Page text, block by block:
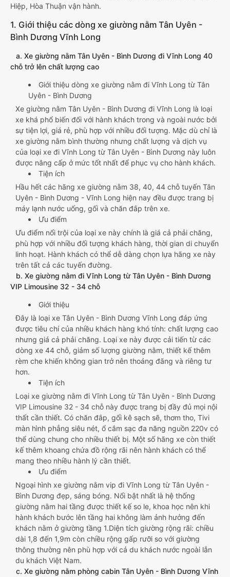
Hiệp, Hòa Thuận vận hành.
1. Giới thiệu các dòng xe giường nằm Tân Uyên -
Bình Dương Vĩnh Long
a. Xe giường nằm Tân Uyên - Bình Dương đi Vĩnh Long 40
chỗ trở lên chất lượng cao
Giới thiệu dòng xe giường nằm đi Vĩnh Long từ Tân
Uyên - Bình Dương
Xe giường nằm Tân Uyên - Bình Dương đi Vĩnh Long là loại
xe khá phổ biến đối với hành khách trong và ngoài nước bởi
sự tiện lợi, giá rẻ, phù hợp với nhiều đối tượng. Mặc dù chỉ là
xe giường nằm bình thường nhưng chất lượng và dịch vụ
của loại xe đi Vĩnh Long từ Tân Uyên - Bình Dương này luôn
được nâng cấp ở mức tốt nhất để phục vụ cho hành khách.
Tiện ích
Hầu hết các hãng xe giường nằm 38, 40, 44 chỗ tuyến Tân
Uyên - Bình Dương - Vĩnh Long hiện nay đều được trang bị
máy lạnh nước uống, gối và chăn đắp trên xe.
Ưu điểm
Ưu điểm nổi trội của loại xe này chính là giá cả phải chăng,
phù hợp với nhiều đối tượng khách hàng, thời gian di chuyển
linh hoạt. Hành khách có thể dễ dàng chọn lựa hãng xe này
trên tất cả các tuyến đường.
b. Xe giường nằm đi Vĩnh Long từ Tân Uyên - Bình Dương
VIP Limousine 32 - 34 chỗ
Giới thiệu
Đây là loại xe Tân Uyên - Bình Dương Vĩnh Long đáp ứng
được tiêu chí của nhiều khách hàng khó tính: chất lượng cao
nhưng giá cả phải chăng. Loại xe này được cải tiến từ các
dòng xe 44 chỗ, giảm số lượng giường nằm, thiết kế thêm
rèm che khiến không gian trở nên thoáng đãng và riêng tư
hơn.
Tiện ích
Loại xe giường nằm đi Vĩnh Long từ Tân Uyên - Bình Dương
VIP Limousine 32 - 34 chỗ này được trang bị đầy đủ mọi nội
thất cần thiết. Có chăn đắp, gối kê sạch sẽ, thơm tho, Tivi
màn hình phẳng siêu nét, ổ cắm sạc đa năng nguồn 220v có
thể dùng chung cho nhiều thiết bị. Một số hãng xe còn thiết
kế thêm khoang chứa đồ rộng rãi nên hành khách có thể
mang theo nhiều hành lý cần thiết.
Ưu điểm
Ngoại hình xe giường nằm vip đi Vĩnh Long từ Tân Uyên -
Bình Dương đẹp, sáng bóng. Nổi bật nhất là hệ thống
giường nằm hai tầng được thiết kế so le, khoa học nên khi
hành khách bước lên tầng hai không làm ảnh hưởng đến
khách nằm ở giường tầng 1.Diện tích giường rộng rãi: chiều
dài 1,8 đến 1,9m còn chiều rộng gấp rưỡi so với giường
thông thường nên phù hợp với cả du khách nước ngoài lẫn
du khách Việt Nam.
c. Xe giường nằm phòng cabin Tân Uyên - Bình Dương Vĩnh